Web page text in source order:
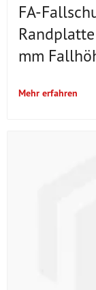
FA-
mm
Mehr erfahren